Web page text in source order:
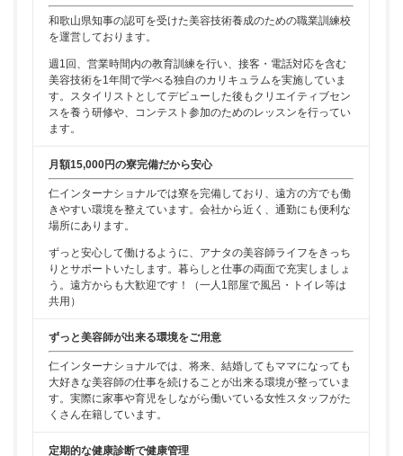
和歌山県知事の認可を受けた美容技術養成のための職業訓練校
を運営しております。
週1回、営業時間内の教育訓練を行い、接客・電話対応を含む
美容技術を1年間で学べる独自のカリキュラムを実施していま
す。スタイリストとしてデビューした後もクリエイティブセン
スを養う研修や、コンテスト参加のためのレッスンを行ってい
ます。
月額15,000円の寮完備だから安心
仁インターナショナルでは寮を完備しており、遠方の方でも働
きやすい環境を整えています。会社から近く、通勤にも便利な
場所にあります。
ずっと安心して働けるように、アナタの美容師ライフをきっち
りとサポートいたします。暮らしと仕事の両面で充実しましょ
う。遠方からも大歓迎です！（一人1部屋で風呂・トイレ等は
共用）
ずっと美容師が出来る環境をご用意
仁インターナショナルでは、将来、結婚してもママになっても
大好きな美容師の仕事を続けることが出来る環境が整っていま
す。実際に家事や育児をしながら働いている女性スタッフがた
くさん在籍しています。
定期的な健康診断で健康管理